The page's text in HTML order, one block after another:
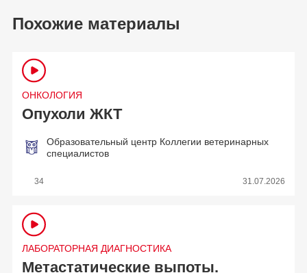
Похожие материалы
ОНКОЛОГИЯ
Опухоли ЖКТ
Образовательный центр Коллегии ветеринарных
специалистов
34 31.07.2026
ЛАБОРАТОРНАЯ ДИАГНОСТИКА
Метастатические выпоты.